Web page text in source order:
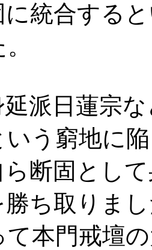
統合する
派日蓮宗
う窮地に
ら断固とし
ち取りま
て本門戒壇